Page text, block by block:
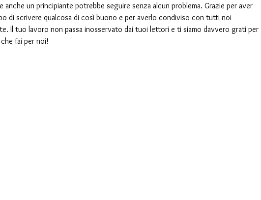
anche un principiante potrebbe seguire senza alcun problema. Grazie per aver
di scrivere qualcosa di così buono e per averlo condiviso con tutti noi
Il tuo lavoro non passa inosservato dai tuoi lettori e ti siamo davvero grati per
fai per noi!